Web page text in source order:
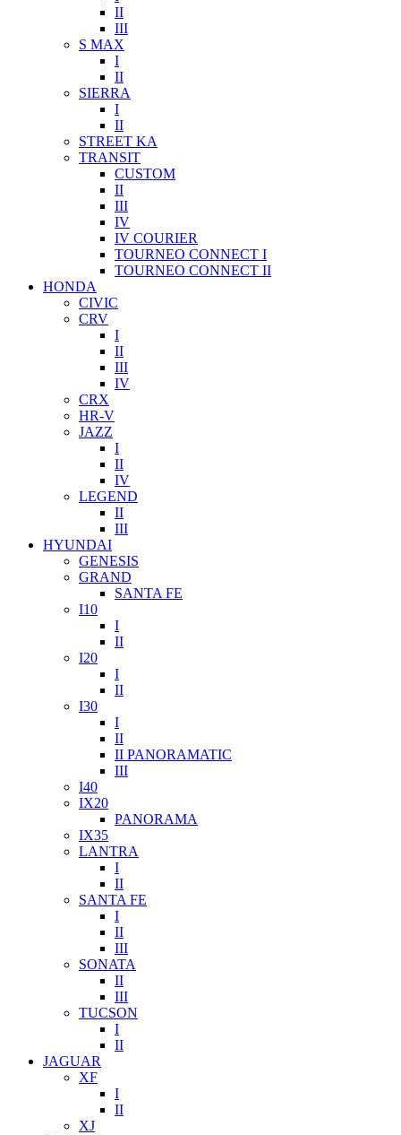
II
III
S MAX
I
II
SIERRA
I
II
STREET KA
TRANSIT
CUSTOM
II
III
IV
IV COURIER
TOURNEO CONNECT I
TOURNEO CONNECT II
HONDA
CIVIC
CRV
I
II
III
IV
CRX
HR-V
JAZZ
I
II
IV
LEGEND
II
III
HYUNDAI
GENESIS
GRAND
SANTA FE
I10
I
II
I20
I
II
I30
I
II
II PANORAMATIC
III
I40
IX20
PANORAMA
IX35
LANTRA
I
II
SANTA FE
I
II
III
SONATA
II
III
TUCSON
I
II
JAGUAR
XF
I
II
XJ